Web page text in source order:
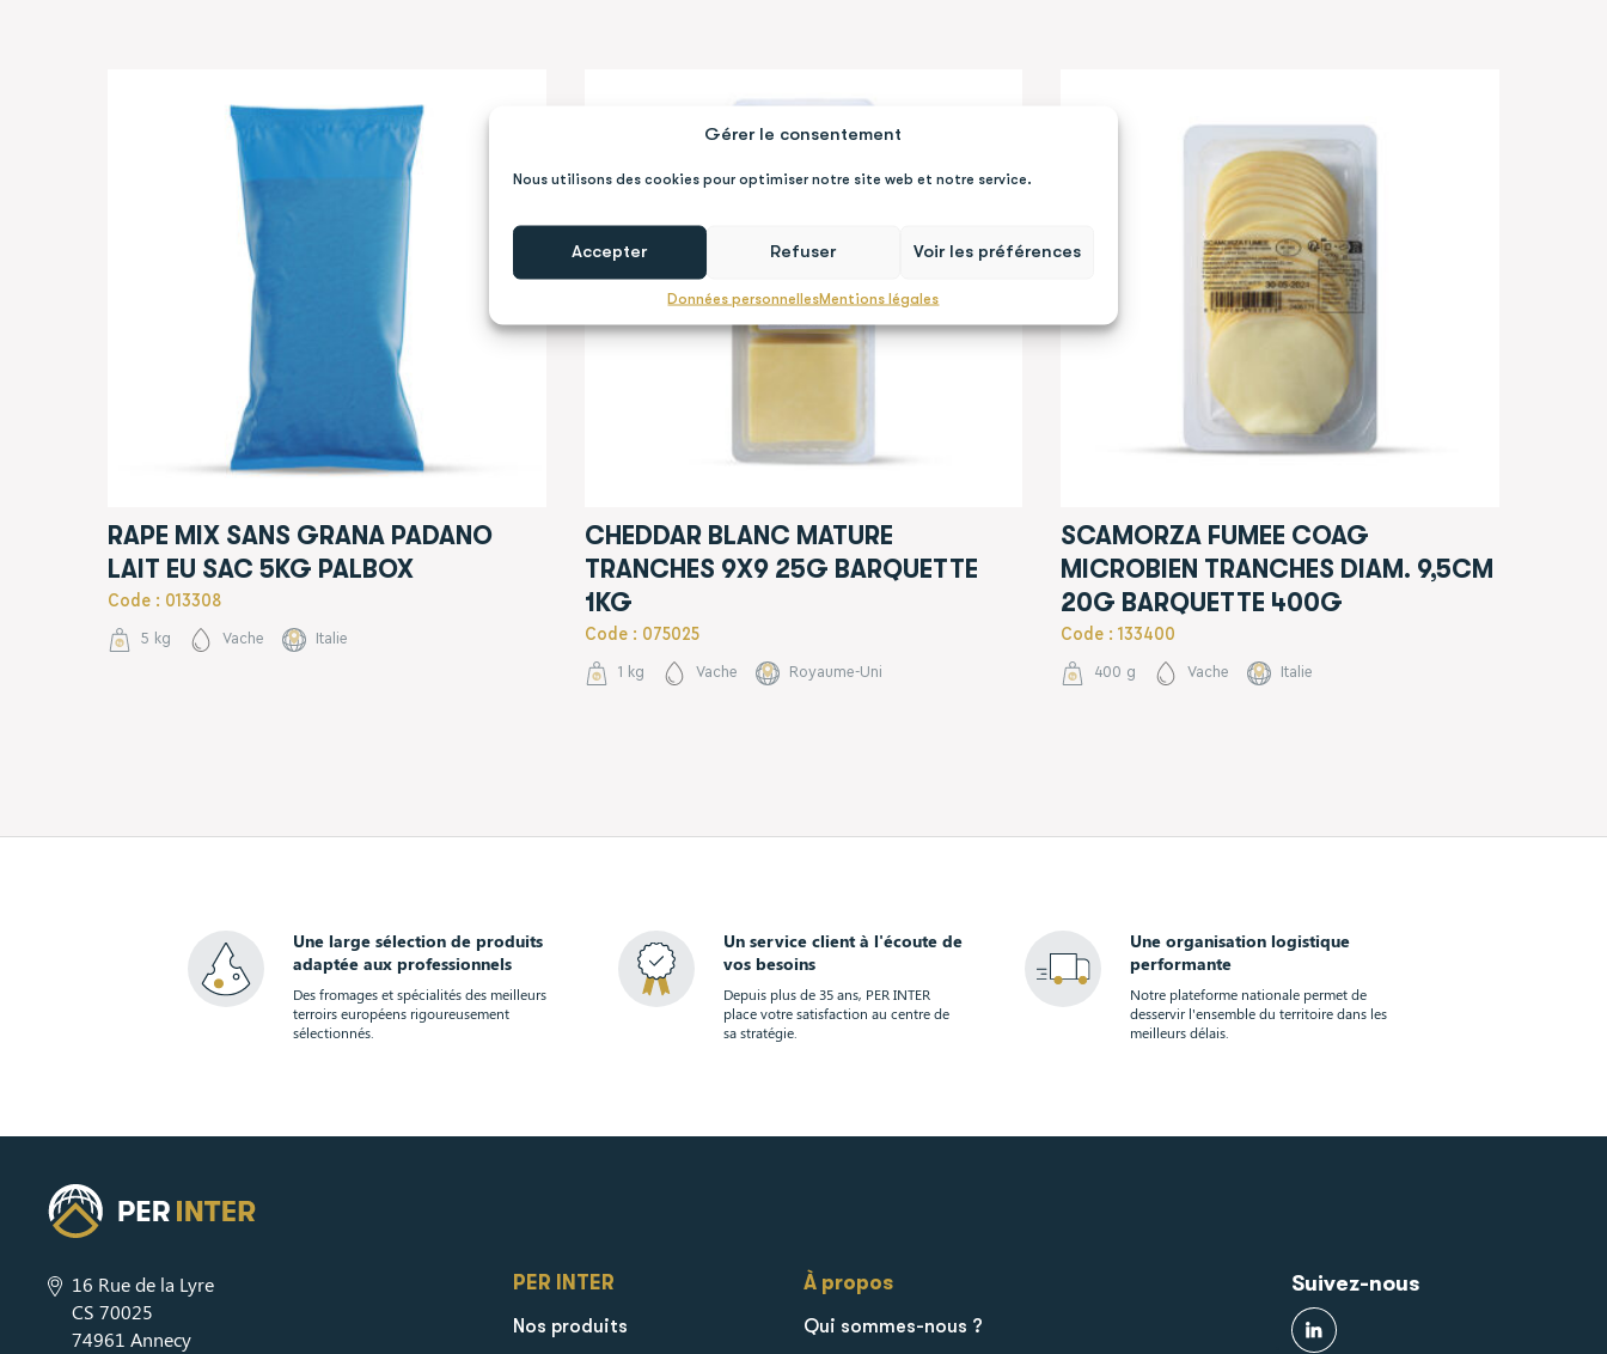
Gérer le consentement
Nous utilisons des cookies pour optimiser notre site web et notre service.
Accepter Refuser Voir les préférences
Données personnellesMentions légales
RAPE MIX SANS GRANA PADANO
LAIT EU SAC 5KG PALBOX
Code : 013308
5 kg Vache Italie
CHEDDAR BLANC MATURE
TRANCHES 9X9 25G BARQUETTE
1KG
Code : 075025
1 kg Vache Royaume-Uni
SCAMORZA FUMEE COAG
MICROBIEN TRANCHES DIAM. 9,5CM
20G BARQUETTE 400G
Code : 133400
400 g Vache Italie
Une large sélection de produits
adaptée aux professionnels
Des fromages et spécialités des meilleurs
terroirs européens rigoureusement
sélectionnés.
Un service client à l'écoute de
vos besoins
Depuis plus de 35 ans, PER INTER
place votre satisfaction au centre de
sa stratégie.
Une organisation logistique
performante
Notre plateforme nationale permet de
desservir l'ensemble du territoire dans les
meilleurs délais.
16 Rue de la Lyre
CS 70025
74961 Annecy
PER INTER
Nos produits
À propos
Qui sommes-nous ?
Suivez-nous